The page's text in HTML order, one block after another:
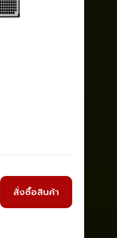
สั่งซื้อสินค้า